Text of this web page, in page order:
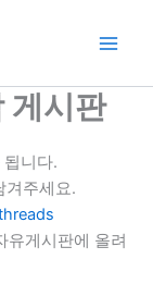
게시판
니다.
겨주세요.
유게시판에 올려